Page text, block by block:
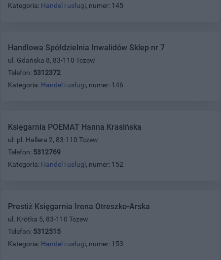
Kategoria: Handel i usługi, numer: 145
Handlowa Spółdzielnia Inwalidów Sklep nr 7
ul. Gdańska 8, 83-110 Tczew
Telefon: 5312372
Kategoria: Handel i usługi, numer: 146
Księgarnia POEMAT Hanna Krasińska
ul. pl. Hallera 2, 83-110 Tczew
Telefon: 5312769
Kategoria: Handel i usługi, numer: 152
Prestiż Księgarnia Irena Otreszko-Arska
ul. Krótka 5, 83-110 Tczew
Telefon: 5312515
Kategoria: Handel i usługi, numer: 153